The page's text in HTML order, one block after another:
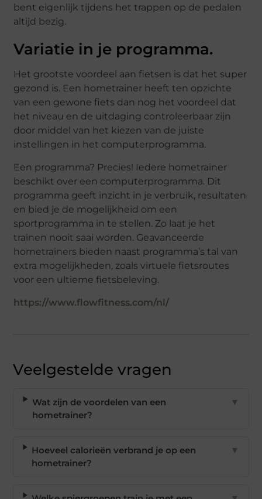
bent eigenlijk tijdens het trappen op de pedalen
altijd bezig.
Variatie in je programma.
Het grootste voordeel aan fietsen is dat het super
gezond is. Een hometrainer heeft ten opzichte
van een gewone fiets dan nog het voordeel dat
het niveau en de uitdaging controleerbaar zijn
door middel van het kiezen van de juiste
instellingen in het computerprogramma.
Een programma? Precies! Iedere hometrainer
beschikt over een computerprogramma. Dit
programma geeft inzicht in je verbruik, resultaten
en bied je de mogelijkheid om een
sportprogramma in te stellen. Zo laat je het
trainen nooit saai worden. Geavanceerde
hometrainers bieden naast programma’s tal van
extra mogelijkheden, zoals virtuele fietsroutes
voor een ultieme fietsbeleving.
https://www.flowfitness.com/nl/
Veelgestelde vragen
Wat zijn de voordelen van een
hometrainer?
▼
Hoeveel calorieën verbrand je op een
hometrainer?
▼